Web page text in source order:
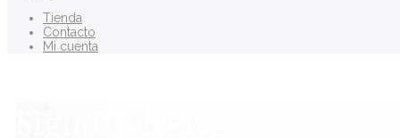
Tienda
Contacto
Mi cuenta